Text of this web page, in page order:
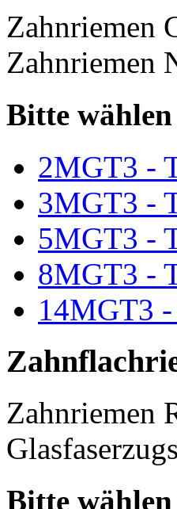
Zahnriemen
Zahnriemen
Bitte wählen
2MGT3 -
3MGT3 -
5MGT3 -
8MGT3 -
14MGT3
Zahnriemen
Bitte wählen